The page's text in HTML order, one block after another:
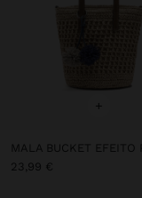
+
23,99 €